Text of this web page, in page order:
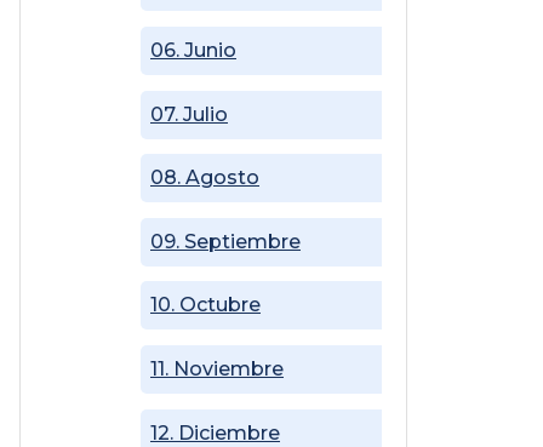
06. Junio
07. Julio
08. Agosto
09. Septiembre
10. Octubre
11. Noviembre
12. Diciembre